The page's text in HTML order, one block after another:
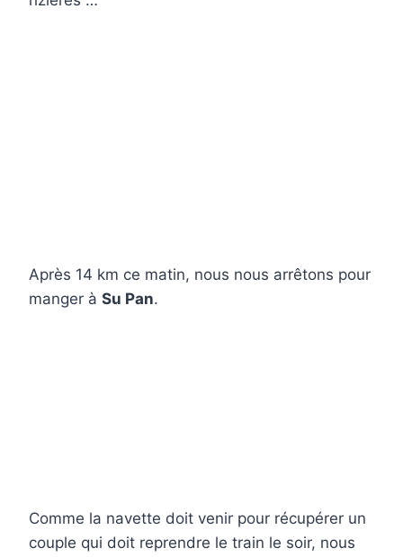
Après 14 km ce matin, nous nous arrêtons pour
manger à Su Pan.
Comme la navette doit venir pour récupérer un
couple qui doit reprendre le train le soir, nous